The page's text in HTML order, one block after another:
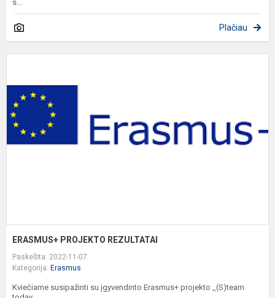
s...
Plačiau
ERASMUS+ PROJEKTO REZULTATAI
Paskelbta: 2022-11-07
Kategorija: Erasmus
Kviečiame susipažinti su įgyvendinto Erasmus+ projekto ,,(S)team